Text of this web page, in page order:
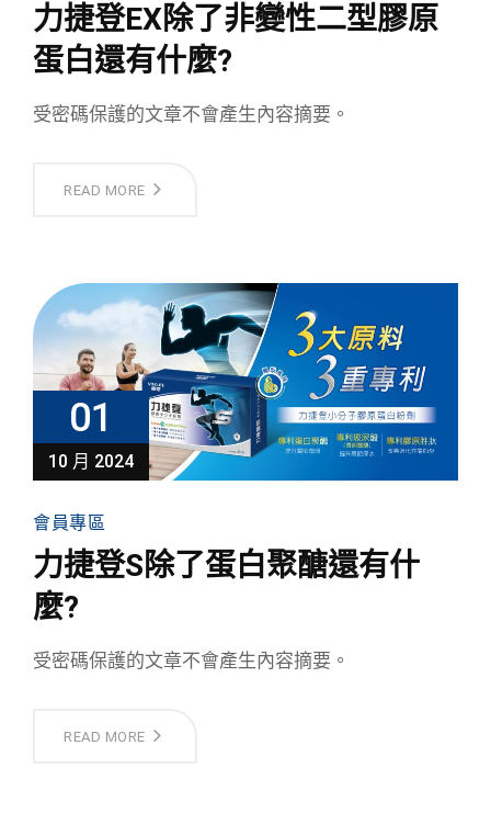
力捷登EX除了非變性二型膠原
蛋白還有什麼?
受密碼保護的文章不會產生內容摘要。
READ MORE
01
10 月 2024
會員專區
力捷登S除了蛋白聚醣還有什
麼?
受密碼保護的文章不會產生內容摘要。
READ MORE